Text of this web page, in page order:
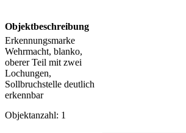
Objektbeschreibung
Erkennungsmarke
Wehrmacht, blanko,
oberer Teil mit zwei
Lochungen,
Sollbruchstelle deutlich
erkennbar
Objektanzahl: 1